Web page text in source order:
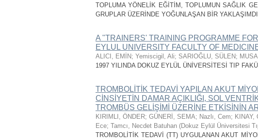
TOPLUMA YÖNELİK EĞİTİM, TOPLUMUN SAĞLIK
GRUPLAR ÜZERİNDE YOĞUNLAŞAN BİR
A "TRAINERS' TRAINING PROGRAMME
EYLUL UNIVERSITY FACULTY OF
ALICI, EMİN; Yemiscigil, Ali; SARIOĞLU, SÜLEN;
1997 YILINDA DOKUZ EYLÜL ÜNİVERSİTESİ TIP
TROMBOLİTİK TEDAVİ YAPILAN AKUT
CİNSİYETİN DAMAR AÇIKLIĞI, SOL
TROMBÜS GELİŞİMİ ÜZERİNE ETKİSİNİN
KIRIMLI, ÖNDER; GÜNERİ, SEMA; Nazlı, Cem; KINAY,
Ece; Tamcı, Necdet Batuhan (Dokuz Eylül Üniversitesi
TROMBOLİTİK TEDAVİ (TT) UYGULANAN AKUT